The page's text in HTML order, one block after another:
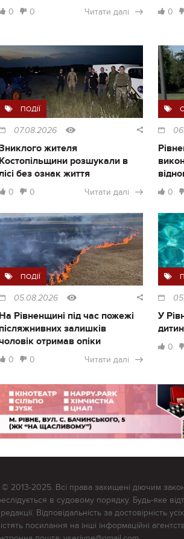
0 0 Читати далі 0
ПОДІЇ
07.08.2026
жителя
Костопільщини розшукали в
без ознак життя
0 0 Читати далі 0
ПОДІЇ
05.08.2026
На Рівненщині під час пожежі
післяжнивних залишків
отримав опіки
0 0 Читати далі
У
0
© 2013-2025. Всі права захищені діючим
в судовому порядку. Будь-яке
Відповідальність за достовірність
посилання на інші інформаційні